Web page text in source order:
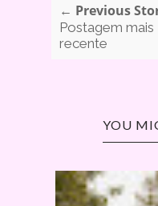
← Previous
Postagem mais
recente
YOU